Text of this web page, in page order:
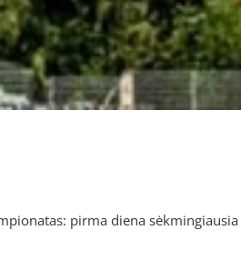
pirma diena